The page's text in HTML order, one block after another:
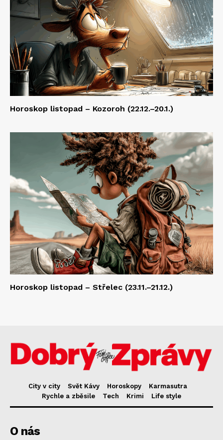
Horoskop listopad – Kozoroh (22.12.–20.1.)
Horoskop listopad – Střelec (23.11.–21.12.)
City v city Svět Kávy Horoskopy
Karmasutra
Rychle a zběsile
Tech Krimi Life style
O nás